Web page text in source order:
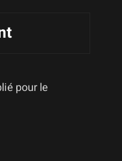
pour le